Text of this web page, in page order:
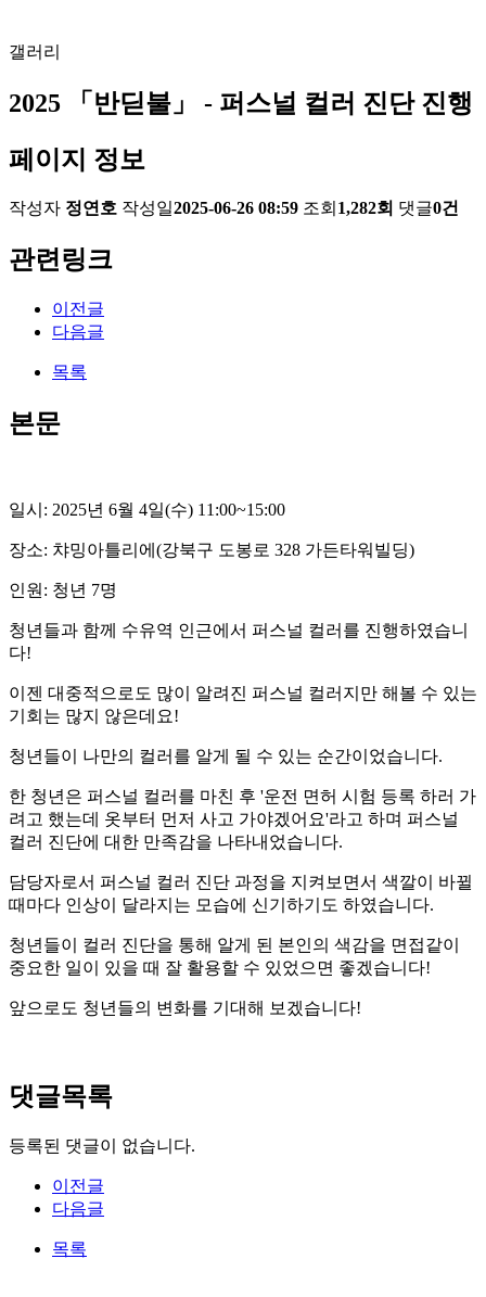
갤러리
2025 「반딛불」 - 퍼스널 컬러 진단 진행
페이지 정보
작성자 정연호 작성일2025-06-26 08:59 조회 1,282회 댓글0건
관련링크
이전글
다음글
목록
본문
일시: 2025년 6월 4일(수) 11:00~15:00
장소: 챠밍아틀리에(강북구 도봉로 328 가든타워빌딩)
인원: 청년 7명
청년들과 함께 수유역 인근에서 퍼스널 컬러를 진행하였습니
다!
이젠 대중적으로도 많이 알려진 퍼스널 컬러지만 해볼 수 있는
기회는 많지 않은데요!
청년들이 나만의 컬러를 알게 될 수 있는 순간이었습니다.
한 청년은 퍼스널 컬러를 마친 후 '운전 면허 시험 등록 하러 가
려고 했는데 옷부터 먼저 사고 가야겠어요'라고 하며 퍼스널
컬러 진단에 대한 만족감을 나타내었습니다.
담당자로서 퍼스널 컬러 진단 과정을 지켜보면서 색깔이 바뀔
때마다 인상이 달라지는 모습에 신기하기도 하였습니다.
청년들이 컬러 진단을 통해 알게 된 본인의 색감을 면접같이
중요한 일이 있을 때 잘 활용할 수 있었으면 좋겠습니다!
앞으로도 청년들의 변화를 기대해 보겠습니다!
댓글목록
등록된 댓글이 없습니다.
이전글
다음글
목록